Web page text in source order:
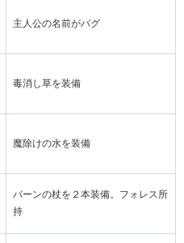
主人公の名前がバグ
毒消し草を装備
魔除けの水を装備
バーンの杖を２本装備。フォレス所
持